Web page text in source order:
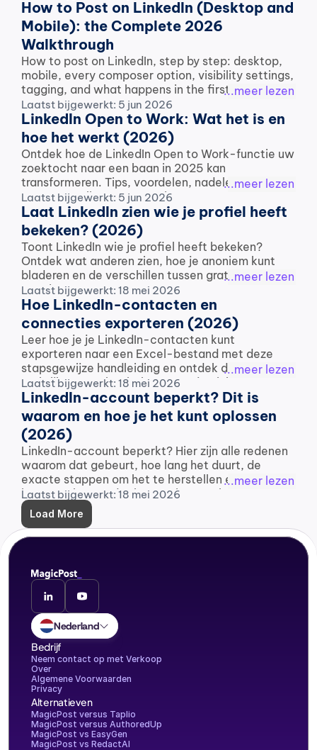
How to Post on LinkedIn (Desktop and
Mobile): the Complete 2026
Walkthrough
How to post on LinkedIn, step by step: desktop,
mobile, every composer option, visibility settings,
tagging, and what happens in the first hour.
...meer lezen
Laatst bijgewerkt: 5 jun 2026
LinkedIn Open to Work: Wat het is en
hoe het werkt (2026)
Ontdek hoe de LinkedIn Open to Work-functie uw
zoektocht naar een baan in 2025 kan
transformeren. Tips, voordelen, nadelen en trucs
om op te vallen voor recruiters.
...meer lezen
Laatst bijgewerkt: 5 jun 2026
Laat LinkedIn zien wie je profiel heeft
bekeken? (2026)
Toont LinkedIn wie je profiel heeft bekeken?
Ontdek wat anderen zien, hoe je anoniem kunt
bladeren en de verschillen tussen gratis en
premium accounts.
...meer lezen
Laatst bijgewerkt: 18 mei 2026
Hoe LinkedIn-contacten en
connecties exporteren (2026)
Leer hoe je je LinkedIn-contacten kunt
exporteren naar een Excel-bestand met deze
stapsgewijze handleiding en ontdek de beste
praktijken voor het beheren van je LinkedIn-
verbindingen.
...meer lezen
Laatst bijgewerkt: 18 mei 2026
LinkedIn-account beperkt? Dit is
waarom en hoe je het kunt oplossen
(2026)
LinkedIn-account beperkt? Hier zijn alle redenen
waarom dat gebeurt, hoe lang het duurt, de
exacte stappen om het te herstellen en hoe je
kunt voorkomen dat het opnieuw gebeurt.
...meer lezen
Laatst bijgewerkt: 18 mei 2026
Load More
Nederland
Bedrijf
Neem contact op met Verkoop
Over
Algemene Voorwaarden
Privacy
Alternatieven
MagicPost versus Taplio
MagicPost versus AuthoredUp
MagicPost vs EasyGen
MagicPost vs RedactAI